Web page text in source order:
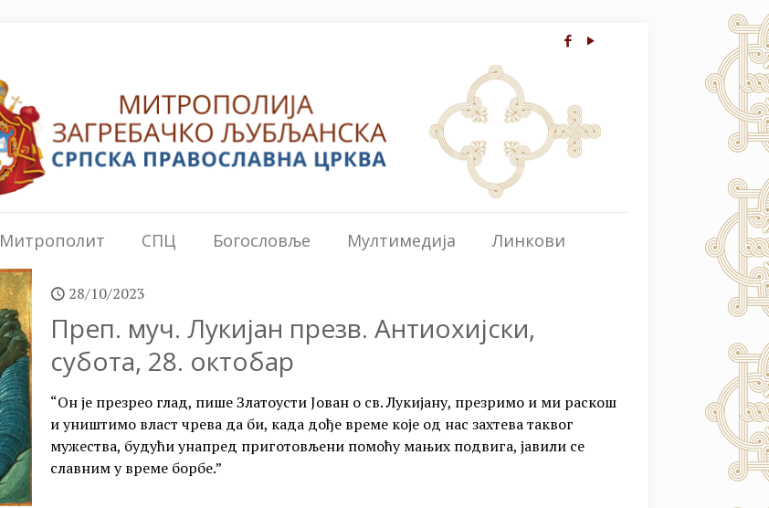
Митрополит СПЦ Богословље Мултимедија Линкови
28/10/2023
Преп. муч. Лукијан презв. Антиохијски,
субота, 28. октобар
“Он је презрео глад, пише Златоусти Јован о св. Лукијану, презримо и ми раскош
и уништимо власт чрева да би, када дође време које од нас захтева таквог
мужества, будући унапред приготовљени помоћу мањих подвига, јавили се
славним у време борбе.”